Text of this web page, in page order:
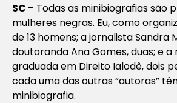
SC – Todas as minibiografias são
mulheres negras. Eu, como
de 13 homens; a jornalista Sandra
doutoranda Ana Gomes, duas; e
graduada em Direito Ialodê, dois
cada uma das outras “autoras”
minibiografia.